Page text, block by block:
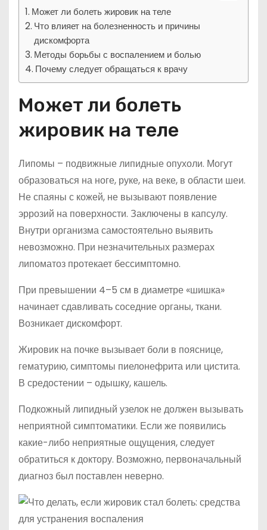
Может ли болеть жировик на теле
Что влияет на болезненность и причины
дискомфорта
Методы борьбы с воспалением и болью
Почему следует обращаться к врачу
Может ли болеть
жировик на теле
Липомы – подвижные липидные опухоли. Могут
образоваться на ноге, руке, на веке, в области шеи.
Не спаяны с кожей, не вызывают появление
эррозий на поверхности. Заключены в капсулу.
Внутри организма самостоятельно выявить
невозможно. При незначительных размерах
липоматоз протекает бессимптомно.
При превышении 4–5 см в диаметре «шишка»
начинает сдавливать соседние органы, ткани.
Возникает дискомфорт.
Жировик на почке вызывает боли в пояснице,
гематурию, симптомы пиелонефрита или цистита.
В средостении – одышку, кашель.
Подкожный липидный узелок не должен вызывать
неприятной симптоматики. Если же появились
какие-либо неприятные ощущения, следует
обратиться к доктору. Возможно, первоначальный
диагноз был поставлен неверно.